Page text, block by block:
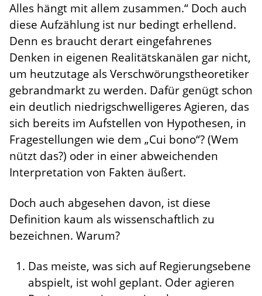
Alles hängt mit allem zusammen.“ Doch auch
diese Aufzählung ist nur bedingt erhellend.
Denn es braucht derart eingefahrenes
Denken in eigenen Realitätskanälen gar nicht,
um heutzutage als Verschwörungstheoretiker
gebrandmarkt zu werden. Dafür genügt schon
ein deutlich niedrigschwelligeres Agieren, das
sich bereits im Aufstellen von Hypothesen, in
Fragestellungen wie dem „Cui bono“? (Wem
nützt das?) oder in einer abweichenden
Interpretation von Fakten äußert.
Doch auch abgesehen davon, ist diese
Definition kaum als wissenschaftlich zu
bezeichnen. Warum?
Das meiste, was sich auf Regierungsebene
abspielt, ist wohl geplant. Oder agieren